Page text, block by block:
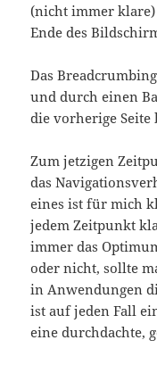
(nicht immer
Ende des
Das
und durch einen
die vorherige Seite
Zum jetzigen
das
eines ist für mich
jedem Zeitpunkt
immer das
oder nicht, sollte
in Anwendungen
ist auf jeden Fall
eine durchdachte,